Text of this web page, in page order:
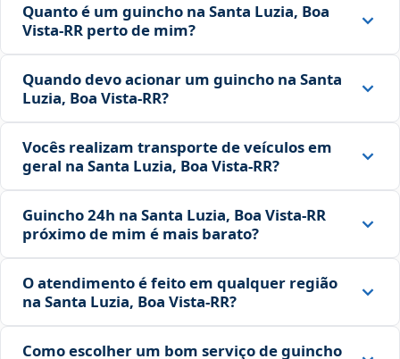
Quanto é um guincho na Santa Luzia, Boa
Vista‑RR perto de mim?
Quando devo acionar um guincho na Santa
Luzia, Boa Vista‑RR?
Vocês realizam transporte de veículos em
geral na Santa Luzia, Boa Vista‑RR?
Guincho 24h na Santa Luzia, Boa Vista‑RR
próximo de mim é mais barato?
O atendimento é feito em qualquer região
na Santa Luzia, Boa Vista‑RR?
Como escolher um bom serviço de guincho